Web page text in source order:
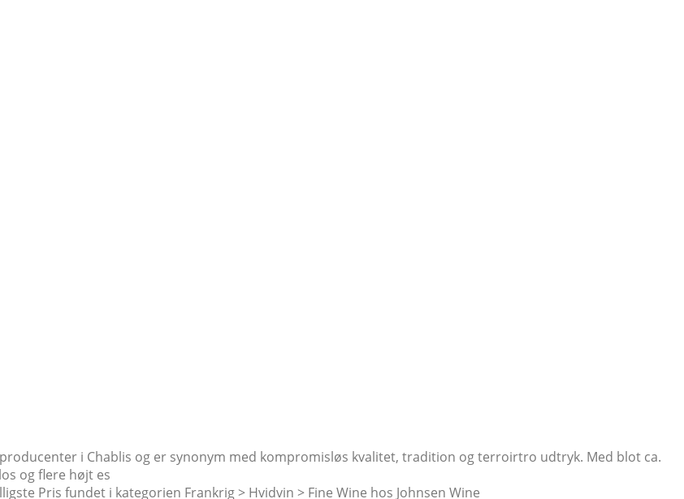
i Chablis og er synonym med kompromisløs kvalitet, tradition og terroirtro udtryk. Med blot ca.
og flere højt es
Pris fundet i kategorien Frankrig > Hvidvin > Fine Wine hos Johnsen Wine